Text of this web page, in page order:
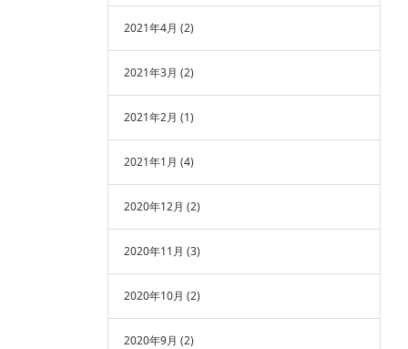
2021年4月 (2)
2021年3月 (2)
2021年2月 (1)
2021年1月 (4)
2020年12月 (2)
2020年11月 (3)
2020年10月 (2)
2020年9月 (2)